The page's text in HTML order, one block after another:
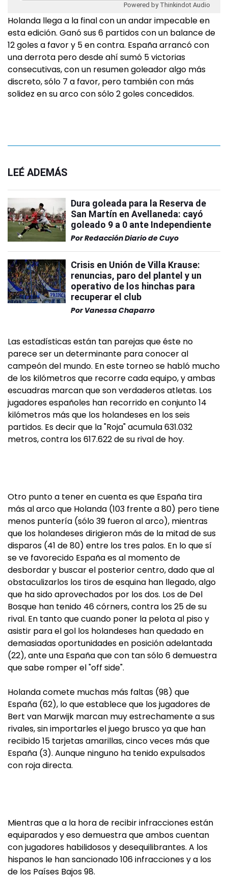
Powered by Thinkindot Audio
Holanda llega a la final con un andar impecable en
esta edición. Ganó sus 6 partidos con un balance de
12 goles a favor y 5 en contra. España arrancó con
una derrota pero desde ahí sumó 5 victorias
consecutivas, con un resumen goleador algo más
discreto, sólo 7 a favor, pero también con más
solidez en su arco con sólo 2 goles concedidos.
LEÉ ADEMÁS
Dura goleada para la Reserva de
San Martín en Avellaneda: cayó
goleado 9 a 0 ante Independiente
PorRedacción Diario de Cuyo
Crisis en Unión de Villa Krause:
renuncias, paro del plantel y un
operativo de los hinchas para
recuperar el club
Por Vanessa Chaparro
Las estadísticas están tan parejas que éste no
parece ser un determinante para conocer al
campeón del mundo. En este torneo se habló mucho
de los kilómetros que recorre cada equipo, y ambas
escuadras marcan que son verdaderos atletas. Los
jugadores españoles han recorrido en conjunto 14
kilómetros más que los holandeses en los seis
partidos. Es decir que la "Roja" acumula 631.032
metros, contra los 617.622 de su rival de hoy.
Otro punto a tener en cuenta es que España tira
más al arco que Holanda (103 frente a 80) pero tiene
menos puntería (sólo 39 fueron al arco), mientras
que los holandeses dirigieron más de la mitad de sus
disparos (41 de 80) entre los tres palos. En lo que sí
se ve favorecido España es al momento de
desbordar y buscar el posterior centro, dado que al
obstaculizarlos los tiros de esquina han llegado, algo
que ha sido aprovechados por los dos. Los de Del
Bosque han tenido 46 córners, contra los 25 de su
rival. En tanto que cuando poner la pelota al piso y
asistir para el gol los holandeses han quedado en
demasiadas oportunidades en posición adelantada
(22), ante una España que con tan sólo 6 demuestra
que sabe romper el "off side".
Holanda comete muchas más faltas (98) que
España (62), lo que establece que los jugadores de
Bert van Marwijk marcan muy estrechamente a sus
rivales, sin importarles el juego brusco ya que han
recibido 15 tarjetas amarillas, cinco veces más que
España (3). Aunque ninguno ha tenido expulsados
con roja directa.
Mientras que a la hora de recibir infracciones están
equiparados y eso demuestra que ambos cuentan
con jugadores habilidosos y desequilibrantes. A los
hispanos le han sancionado 106 infracciones y a los
de los Países Bajos 98.